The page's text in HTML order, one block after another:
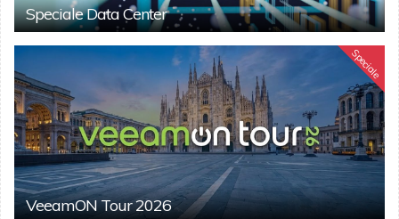
Speciale Data Center
Speciale
VeeamON Tour 2026